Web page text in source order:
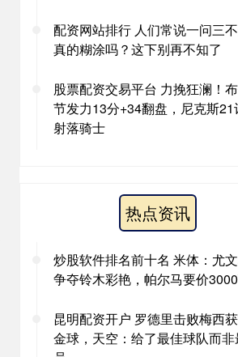
配资网站排行 人们常说一问三
真的糊涂吗？这下别再不知了
股票配资交易平台 力挽狂澜！
节发力13分+34翻盘，尼克斯
射落骑士
热点资讯
炒股软件排名前十名 米体：尤
争夺铃木彩艳，帕尔马要价
昆明配资开户 罗德里击败梅西
金球，天空：给了最佳球队而